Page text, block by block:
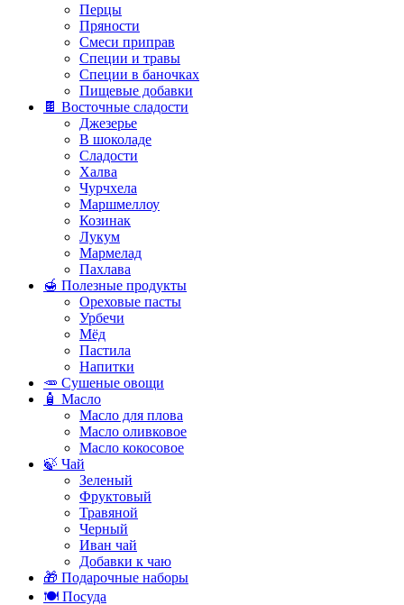
Перцы
Пряности
Смеси приправ
Специи и травы
Специи в баночках
Пищевые добавки
🍫 Восточные сладости
Джезерье
В шоколаде
Сладости
Халва
Чурчхела
Маршмеллоу
Козинак
Лукум
Мармелад
Пахлава
🍯 Полезные продукты
Ореховые пасты
Урбечи
Мёд
Пастила
Напитки
🥕 Сушеные овощи
🧴 Масло
Масло для плова
Масло оливковое
Масло кокосовое
🍃 Чай
Зеленый
Фруктовый
Травяной
Черный
Иван чай
Добавки к чаю
🎁 Подарочные наборы
🍽️ Посуда